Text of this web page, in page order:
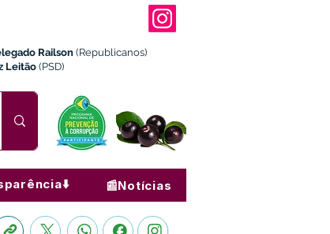
Railson (Republicanos)
Leitão (PSD)
📰Notícias